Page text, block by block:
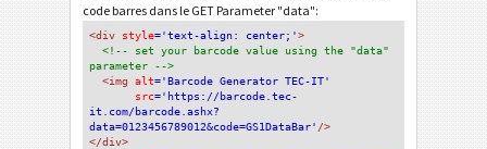
code barres dans le GET Parameter "data":
<div style='text-align: center;'>
<!-- set your barcode value using the "data"
parameter -->
<img alt='Barcode Generator TEC-IT'
src='https://barcode.tec-
it.com/barcode.ashx?
data=0123456789012&code=GS1DataBar' />
</div>